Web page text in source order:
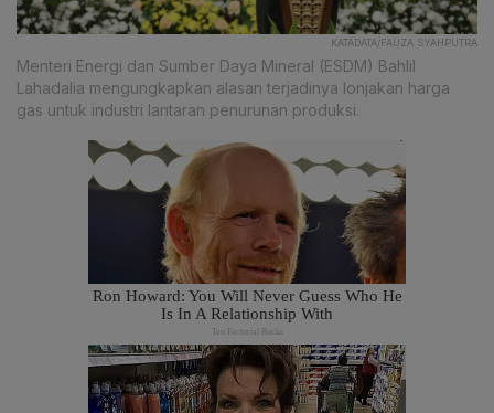
KATADATA/FAUZA SYAHPUTRA
Menteri Energi dan Sumber Daya Mineral (ESDM) Bahlil
Lahadalia mengungkapkan alasan terjadinya lonjakan harga
gas untuk industri lantaran penurunan produksi.